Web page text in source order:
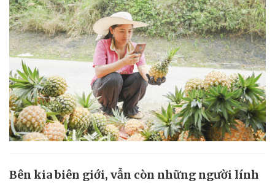
Bên kia biên giới, vẫn còn những người lính